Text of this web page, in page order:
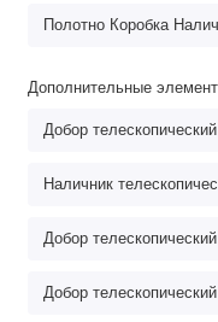
Полотно Коробка
Дополнительные
Добор
Наличник
Добор
Добор